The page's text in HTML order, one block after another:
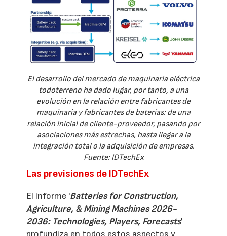
El desarrollo del mercado de maquinaria eléctrica
todoterreno ha dado lugar, por tanto, a una
evolución en la relación entre fabricantes de
maquinaria y fabricantes de baterías: de una
relación inicial de cliente-proveedor, pasando por
asociaciones más estrechas, hasta llegar a la
integración total o la adquisición de empresas.
Fuente: IDTechEx
Las previsiones de IDTechEx
El informe 'Batteries for Construction,
Agriculture, & Mining Machines 2026-
2036: Technologies, Players, Forecasts'